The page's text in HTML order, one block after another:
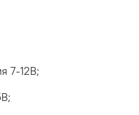
7-12В;